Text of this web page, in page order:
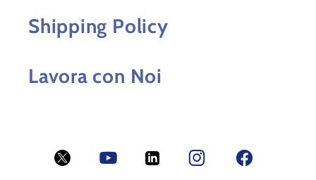
Shipping Policy
Lavora con Noi
Twitter YouTubeLinkedInFacebookFacebook